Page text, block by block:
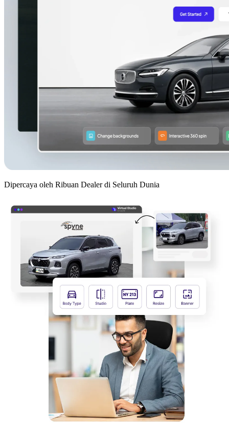
Dipercaya oleh Ribuan Dealer di Seluruh Dunia